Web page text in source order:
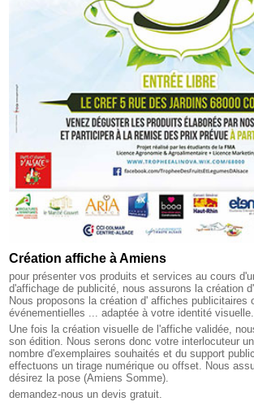
Création affiche à Amiens
pour présenter vos produits et services au cours
d'affichage de publicité, nous assurons la création
Nous proposons la création d' affiches publicitaires
événementielles ... adaptée à votre identité
Une fois la création visuelle de l'affiche validée,
son édition. Nous serons donc votre interlocuteur
nombre d'exemplaires souhaités et du support
effectuons un tirage numérique ou offset. Nous
désirez la pose (Amiens Somme).
demandez-nous un devis gratuit.